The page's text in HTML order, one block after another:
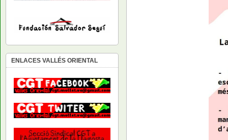
ENLACES VALLÉS ORIENTAL